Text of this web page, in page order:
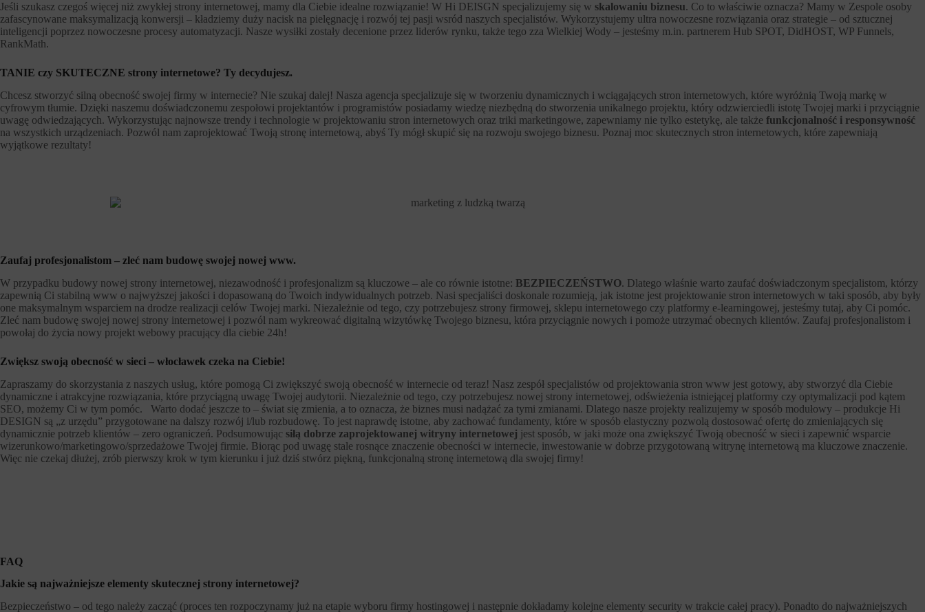
Jeśli szukasz czegoś więcej niż zwykłej strony internetowej, mamy dla Ciebie idealne rozwiązanie! W Hi DEISGN specjalizujemy się w skalowaniu biznesu. Co to właściwie oznacza? Mamy w Zespole osoby
zafascynowane maksymalizacją konwersji – kładziemy duży nacisk na pielęgnację i rozwój tej pasji wsród naszych specjalistów. Wykorzystujemy ultra nowoczesne rozwiązania oraz strategie – od sztucznej
inteligencji poprzez nowoczesne procesy automatyzacji. Nasze wysiłki zostały decenione przez liderów rynku, także tego zza Wielkiej Wody – jesteśmy m.in. partnerem Hub SPOT, DidHOST, WP Funnels,
RankMath.
TANIE czy SKUTECZNE strony internetowe? Ty decydujesz.
Chcesz stworzyć silną obecność swojej firmy w internecie? Nie szukaj dalej! Nasza agencja specjalizuje się w tworzeniu dynamicznych i wciągających stron internetowych, które wyróżnią Twoją markę w
cyfrowym tłumie. Dzięki naszemu doświadczonemu zespołowi projektantów i programistów posiadamy wiedzę niezbędną do stworzenia unikalnego projektu, który odzwierciedli istotę Twojej marki i przyciągnie
uwagę odwiedzających. Wykorzystując najnowsze trendy i technologie w projektowaniu stron internetowych oraz triki marketingowe, zapewniamy nie tylko estetykę, ale także funkcjonalność i responsywność
na wszystkich urządzeniach. Pozwól nam zaprojektować Twoją stronę internetową, abyś Ty mógł skupić się na rozwoju swojego biznesu. Poznaj moc skutecznych stron internetowych, które zapewniają
wyjątkowe rezultaty!
Zaufaj profesjonalistom – zleć nam budowę swojej nowej www.
W przypadku budowy nowej strony internetowej, niezawodność i profesjonalizm są kluczowe – ale co równie istotne: BEZPIECZEŃSTWO. Dlatego właśnie warto zaufać doświadczonym specjalistom, którzy
zapewnią Ci stabilną www o najwyższej jakości i dopasowaną do Twoich indywidualnych potrzeb. Nasi specjaliści doskonale rozumieją, jak istotne jest projektowanie stron internetowych w taki sposób, aby były
one maksymalnym wsparciem na drodze realizacji celów Twojej marki. Niezależnie od tego, czy potrzebujesz strony firmowej, sklepu internetowego czy platformy e-learningowej, jesteśmy tutaj, aby Ci pomóc.
Zleć nam budowę swojej nowej strony internetowej i pozwól nam wykreować digitalną wizytówkę Twojego biznesu, która przyciągnie nowych i pomoże utrzymać obecnych klientów. Zaufaj profesjonalistom i
powołaj do życia nowy projekt webowy pracujący dla ciebie 24h!
Zwiększ swoją obecność w sieci – włocławek czeka na Ciebie!
Zapraszamy do skorzystania z naszych usług, które pomogą Ci zwiększyć swoją obecność w internecie od teraz! Nasz zespół specjalistów od projektowania stron www jest gotowy, aby stworzyć dla Ciebie
dynamiczne i atrakcyjne rozwiązania, które przyciągną uwagę Twojej audytorii. Niezależnie od tego, czy potrzebujesz nowej strony internetowej, odświeżenia istniejącej platformy czy optymalizacji pod kątem
SEO, możemy Ci w tym pomóc. Warto dodać jeszcze to – świat się zmienia, a to oznacza, że biznes musi nadążać za tymi zmianami. Dlatego nasze projekty realizujemy w sposób modułowy – produkcje Hi
DESIGN są „z urzędu” przygotowane na dalszy rozwój i/lub rozbudowę. To jest naprawdę istotne, aby zachować fundamenty, które w sposób elastyczny pozwolą dostosować ofertę do zmieniających się
dynamicznie potrzeb klientów – zero ograniczeń. Podsumowując siłą dobrze zaprojektowanej witryny internetowej jest sposób, w jaki może ona zwiększyć Twoją obecność w sieci i zapewnić wsparcie
wizerunkowo/marketingowo/sprzedażowe Twojej firmie. Biorąc pod uwagę stale rosnące znaczenie obecności w internecie, inwestowanie w dobrze przygotowaną witrynę internetową ma kluczowe znaczenie.
Więc nie czekaj dłużej, zrób pierwszy krok w tym kierunku i już dziś stwórz piękną, funkcjonalną stronę internetową dla swojej firmy!
FAQ
Jakie są najważniejsze elementy skutecznej strony internetowej?
Bezpieczeństwo – od tego należy zacząć (proces ten rozpoczynamy już na etapie wyboru firmy hostingowej i następnie dokładamy kolejne elementy security w trakcie całej pracy). Ponadto do najważniejszych